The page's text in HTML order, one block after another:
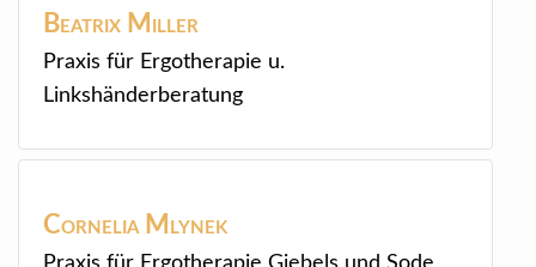
Beatrix Miller
Praxis für Ergotherapie u.
Linkshänderberatung
Cornelia Mlynek